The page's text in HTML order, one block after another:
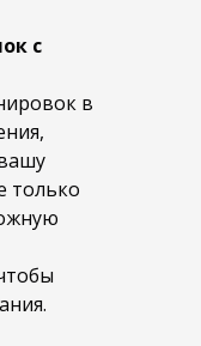
с
в
только